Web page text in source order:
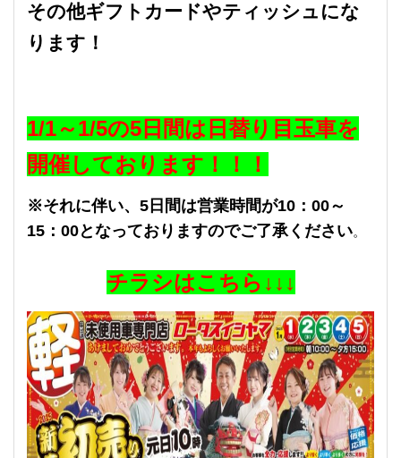
その他ギフトカードやティッシュにな
ります！
1/1～1/5の5日間は日替り目玉車を
開催しております！！！
※それに伴い、5日間は営業時間が10：00～
15：00となっておりますのでご了承ください。
チラシはこちら↓↓↓